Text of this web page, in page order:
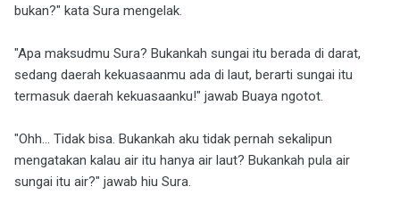
bukan?" kata Sura mengelak.
"Apa maksudmu Sura? Bukankah sungai itu berada di darat,
sedang daerah kekuasaanmu ada di laut, berarti sungai itu
termasuk daerah kekuasaanku!" jawab Buaya ngotot.
"Ohh... Tidak bisa. Bukankah aku tidak pernah sekalipun
mengatakan kalau air itu hanya air laut? Bukankah pula air
sungai itu air?" jawab hiu Sura.